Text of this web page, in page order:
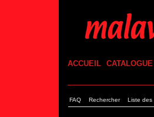
ACCUEIL CATALOGUE
FAQ Rechercher Liste des